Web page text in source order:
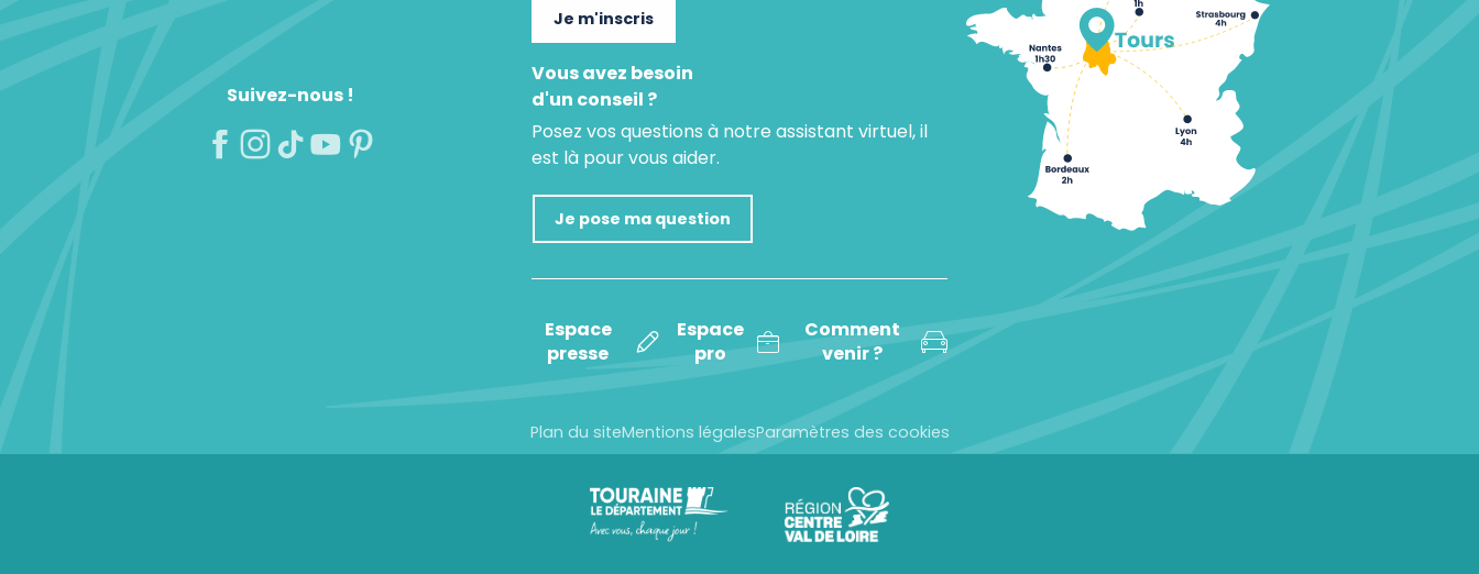
Suivez-nous !
Je m'inscris
Vous avez besoin
d'un conseil ?
Posez vos questions à notre assistant virtuel, il
est là pour vous aider.
Je pose ma question
Espace
presse
Espace
pro
Comment
venir ?
Plan du siteMentions légalesParamètres des cookies